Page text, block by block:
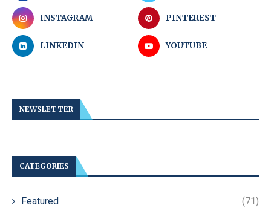
INSTAGRAM PINTEREST
LINKEDIN YOUTUBE
NEWSLETTER
CATEGORIES
Featured (71)